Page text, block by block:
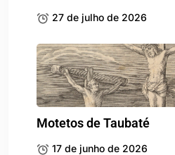
27 de julho de 2026
Motetos de Taubaté
17 de junho de 2026